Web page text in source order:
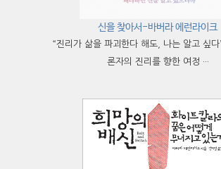
신을 찾아서-바버라 에런라이크
“진리가 삶을 파괴한다 해도, 나는 알고 싶다
론자의 진리를 향한 여정 ···